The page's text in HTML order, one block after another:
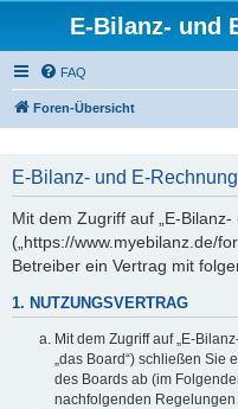
E-Bilanz- und
FAQ
Foren-Übersicht
E-Bilanz- und E-
Mit dem Zugriff auf „E-
(„https://www.myebilanz.de/
Betreiber ein Vertrag mit
1. NUTZUNGSVERTRAG
Mit dem Zugriff auf „E-
„das Board“) schließen Sie
des Boards ab (im
nachfolgenden